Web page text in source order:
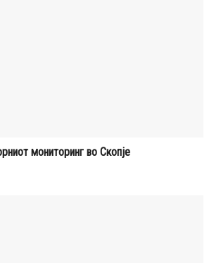
мониторинг во Скопје